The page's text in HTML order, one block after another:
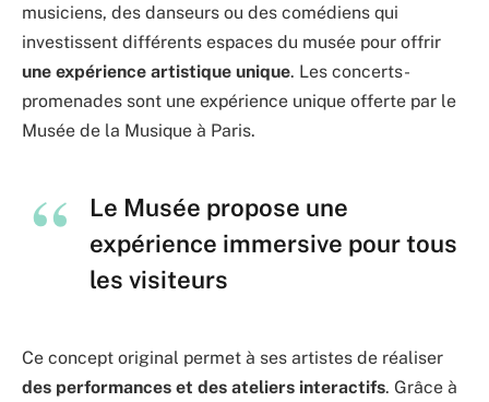
musiciens, des danseurs ou des comédiens qui
investissent différents espaces du musée pour offrir
une expérience artistique unique. Les concerts-
promenades sont une expérience unique offerte par le
Musée de la Musique à Paris.
Le Musée propose une
expérience immersive pour tous
les visiteurs
Ce concept original permet à ses artistes de réaliser
des performances et des ateliers interactifs. Grâce à